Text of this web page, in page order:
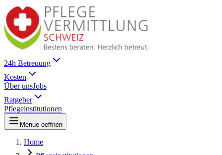
24h Betreuung
Kosten
Über unsJobs
Ratgeber
Pflegeinstitutionen
Menue oeffnen
Home